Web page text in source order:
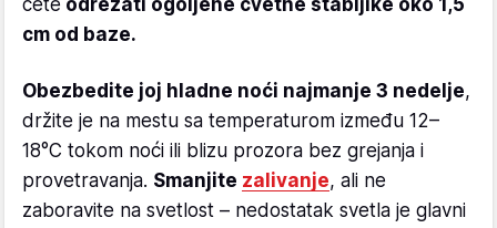
cm od baze.
Obezbedite joj hladne noći najmanje 3 nedelje,
držite je na mestu sa temperaturom između 12–
18°C tokom noći ili blizu prozora bez grejanja i
provetravanja. Smanjite zalivanje, ali ne
zaboravite na svetlost – nedostatak svetla je glavni